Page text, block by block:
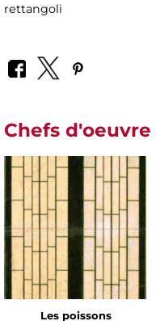
rettangoli
Chefs
Les poissons